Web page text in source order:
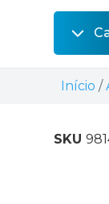
Escrita
Bebidas
Sacos
Início /
SKU